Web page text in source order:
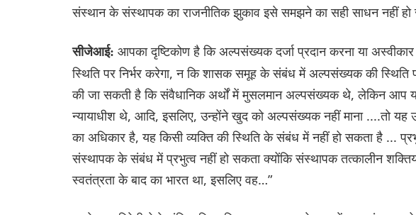
संस्थान के संस्थापक का राजनीतिक झुकाव इसे समझने का सही साधन नहीं
सीजेआई: आपका दृष्टिकोण है कि अल्पसंख्यक दर्जा प्रदान करना या
स्थिति पर निर्भर करेगा, न कि शासक समूह के संबंध में अल्पसंख्यक की
की जा सकती है कि संवैधानिक अर्थों में मुसलमान अल्पसंख्यक थे, लेकिन आप
न्यायाधीश थे, आदि, इसलिए, उन्होंने खुद को अल्पसंख्यक नहीं माना ....तो यह
का अधिकार है, यह किसी व्यक्ति की स्थिति के संबंध में नहीं हो सकता है ...
संस्थापक के संबंध में प्रभुत्व नहीं हो सकता क्योंकि संस्थापक तत्कालीन
स्वतंत्रता के बाद का भारत था, इसलिए वह…”